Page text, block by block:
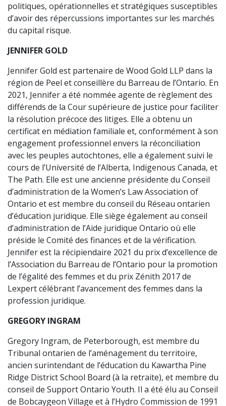
politiques, opérationnelles et stratégiques susceptibles
d’avoir des répercussions importantes sur les marchés
du capital risque.
JENNIFER GOLD
Jennifer Gold est partenaire de Wood Gold LLP dans la
région de Peel et conseillère du Barreau de l’Ontario. En
2021, Jennifer a été nommée agente de règlement des
différends de la Cour supérieure de justice pour faciliter
la résolution précoce des litiges. Elle a obtenu un
certificat en médiation familiale et, conformément à son
engagement professionnel envers la réconciliation
avec les peuples autochtones, elle a également suivi le
cours de l’Université de l’Alberta, Indigenous Canada, et
The Path. Elle est une ancienne présidente du Conseil
d’administration de la Women’s Law Association of
Ontario et est membre du conseil du Réseau ontarien
d’éducation juridique. Elle siège également au conseil
d’administration de l’Aide juridique Ontario où elle
préside le Comité des finances et de la vérification.
Jennifer est la récipiendaire 2021 du prix d’excellence de
l’Association du Barreau de l’Ontario pour la promotion
de l’égalité des femmes et du prix Zénith 2017 de
Lexpert célébrant l’avancement des femmes dans la
profession juridique.
GREGORY INGRAM
Gregory Ingram, de Peterborough, est membre du
Tribunal ontarien de l’aménagement du territoire,
ancien surintendant de l’éducation du Kawartha Pine
Ridge District School Board (à la retraite), et membre du
conseil de Support Ontario Youth. Il a été élu au Conseil
de Bobcaygeon Village et à l’Hydro Commission de 1991